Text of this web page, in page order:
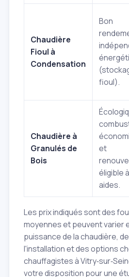
Chaudière
Fioul à
Condensation
Bon
fioul).
Chaudière à
Granulés de
Bois
et
éligible
aides.
Les prix indiqués sont des
moyennes et peuvent varier
puissance de la chaudière,
l'installation et des options
chauffagistes à
votre disposition pour une